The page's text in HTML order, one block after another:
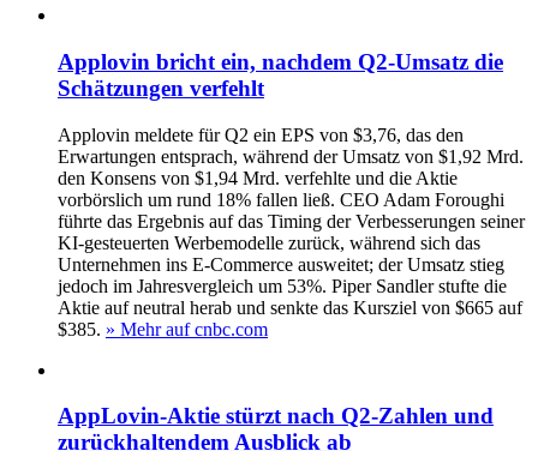
Applovin bricht ein, nachdem Q2-Umsatz die
Schätzungen verfehlt
Applovin meldete für Q2 ein EPS von $3,76, das den
Erwartungen entsprach, während der Umsatz von $1,92 Mrd.
den Konsens von $1,94 Mrd. verfehlte und die Aktie
vorbörslich um rund 18% fallen ließ. CEO Adam Foroughi
führte das Ergebnis auf das Timing der Verbesserungen seiner
KI‑gesteuerten Werbemodelle zurück, während sich das
Unternehmen ins E‑Commerce ausweitet; der Umsatz stieg
jedoch im Jahresvergleich um 53%. Piper Sandler stufte die
Aktie auf neutral herab und senkte das Kursziel von $665 auf
$385. » Mehr auf cnbc.com
AppLovin-Aktie stürzt nach Q2-Zahlen und
zurückhaltendem Ausblick ab